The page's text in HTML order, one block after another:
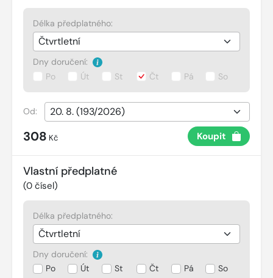
Délka předplatného:
Dny doručení:
Po
Út St Čt Pá So
Od:
308 Kč Koupit
Vlastní předplatné
(0 čísel)
Délka předplatného:
Dny doručení:
Po
Út St Čt Pá So